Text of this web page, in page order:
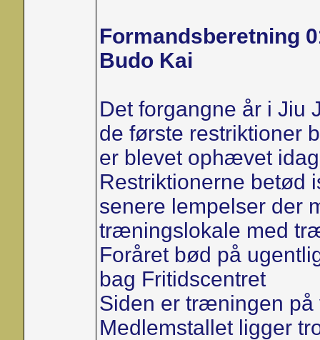
Formandsberetning
Budo Kai
Det forgangne år i Jiu
de første restriktioner
er blevet ophævet idag
Restriktionerne betød
senere lempelser der
træningslokale med
Foråret bød på
bag Fritidscentret
Siden er træningen på
Medlemstallet ligger